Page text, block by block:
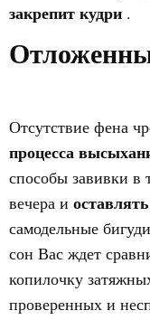
закрепит кудри .
Отсутствие фена
процесса
способы завивки в
вечера и
самодельные
сон Вас ждет
копилочку
проверенных и